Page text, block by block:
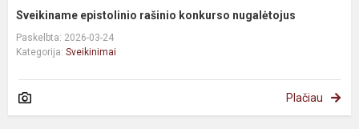
Sveikiname epistolinio rašinio konkurso nugalėtojus
Paskelbta: 2026-03-24
Kategorija: Sveikinimai
Plačiau